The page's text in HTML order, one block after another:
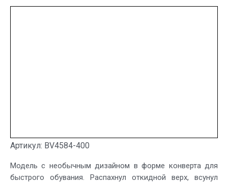
Артикул: BV4584-400
Модель с необычным дизайном в форме конверта для
быстрого обувания. Распахнул откидной верх, всунул